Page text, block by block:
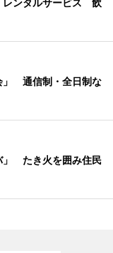
レンタルサービス 飲
」 通信制・全日制な
」 たき火を囲み住民